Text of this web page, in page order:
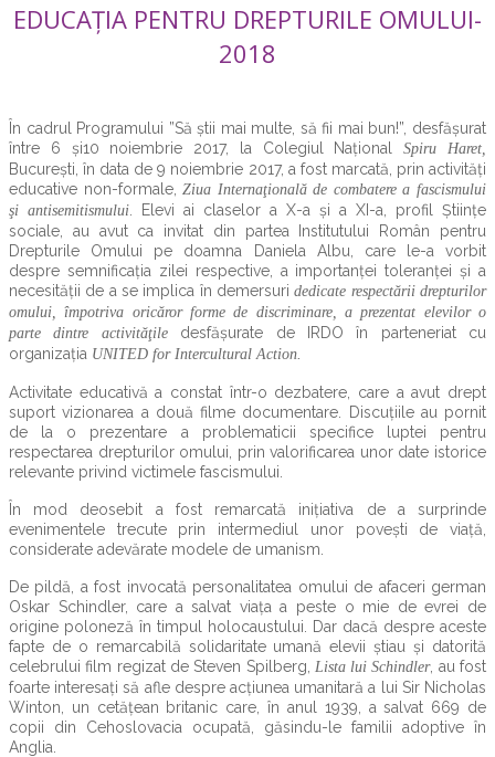
EDUCAŢIA PENTRU DREPTURILE OMULUI-
2018
În cadrul Programului ”Să ştii mai multe, să fii mai bun!”, desfăşurat
între 6 şi10 noiembrie 2017, la Colegiul NaţionalSpiru Haret,
Bucureşti, în data de 9 noiembrie 2017, a fost marcată, prin activităţi
educative non-formale,Ziua Internaţională de combatere a fascismului
şi antisemitismului . Elevi ai claselor a X-a şi a XI-a, profil Ştiinţe
sociale, au avut ca invitat din partea Institutului Român pentru
Drepturile Omului pe doamna Daniela Albu, care le-a vorbit
despre semnificaţia zilei respective, a importanţei toleranţei şi a
necesităţii de a se implica în demersuridedicate respectării drepturilor
omului, împotriva oricăror forme de discriminare, a prezentat elevilor o
parte dintre activităţile desfăşurate de IRDO în parteneriat cu
organizaţia UNITED for Intercultural Action.
Activitate educativă a constat într-o dezbatere, care a avut drept
suport vizionarea a două filme documentare. Discuţiile au pornit
de la o prezentare a problematicii specifice luptei pentru
respectarea drepturilor omului, prin valorificarea unor date istorice
relevante privind victimele fascismului.
În mod deosebit a fost remarcată iniţiativa de a surprinde
evenimentele trecute prin intermediul unor poveşti de viaţă,
considerate adevărate modele de umanism.
De pildă, a fost invocată personalitatea omului de afaceri german
Oskar Schindler, care a salvat viaţa a peste o mie de evrei de
origine poloneză în timpul holocaustului. Dar dacă despre aceste
fapte de o remarcabilă solidaritate umană elevii ştiau şi datorită
celebrului film regizat de Steven Spilberg, Lista lui Schindler, au fost
foarte interesaţi să afle despre acţiunea umanitară a lui Sir Nicholas
Winton, un cetăţean britanic care, în anul 1939, a salvat 669 de
copii din Cehoslovacia ocupată, găsindu-le familii adoptive în
Anglia.